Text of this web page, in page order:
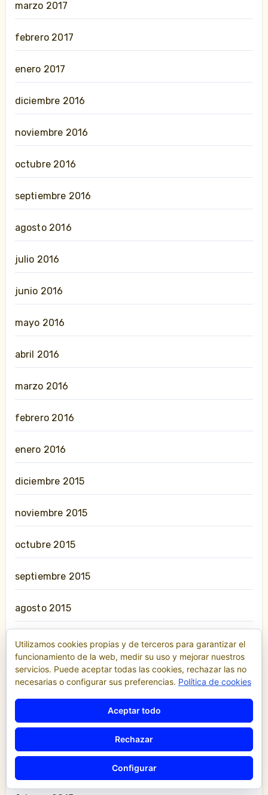
marzo 2017
febrero 2017
enero 2017
diciembre 2016
noviembre 2016
octubre 2016
septiembre 2016
agosto 2016
julio 2016
junio 2016
mayo 2016
abril 2016
marzo 2016
febrero 2016
enero 2016
diciembre 2015
noviembre 2015
octubre 2015
septiembre 2015
agosto 2015
julio 2015
junio 2015
mayo 2015
Utilizamos cookies propias y de terceros para garantizar el
funcionamiento de la web, medir su uso y mejorar nuestros
servicios. Puede aceptar todas las cookies, rechazar las no
necesarias o configurar sus preferencias. Política de cookies
Aceptar todo
Rechazar
Configurar